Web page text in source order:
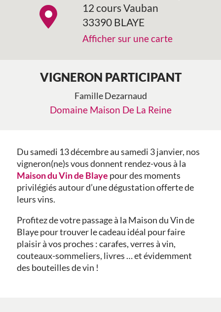
12 cours Vauban
33390 BLAYE
Afficher sur une carte
VIGNERON PARTICIPANT
Famille Dezarnaud
Domaine Maison De La Reine
Du samedi 13 décembre au samedi 3 janvier, nos
vigneron(ne)s vous donnent rendez-vous à la
Maison du Vin de Blaye pour des moments
privilégiés autour d’une dégustation offerte de
leurs vins.
Profitez de votre passage à la Maison du Vin de
Blaye pour trouver le cadeau idéal pour faire
plaisir à vos proches : carafes, verres à vin,
couteaux-sommeliers, livres … et évidemment
des bouteilles de vin !